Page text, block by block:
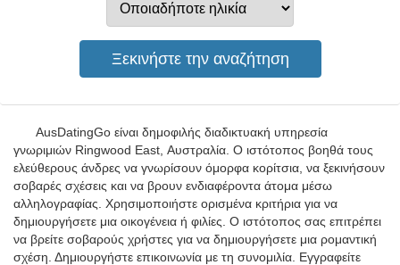
AusDatingGo είναι δημοφιλής διαδικτυακή υπηρεσία
γνωριμιών Ringwood East, Αυστραλία. Ο ιστότοπος βοηθά τους
ελεύθερους άνδρες να γνωρίσουν όμορφα κορίτσια, να ξεκινήσουν
σοβαρές σχέσεις και να βρουν ενδιαφέροντα άτομα μέσω
αλληλογραφίας. Χρησιμοποιήστε ορισμένα κριτήρια για να
δημιουργήσετε μια οικογένεια ή φιλίες. Ο ιστότοπος σας επιτρέπει
να βρείτε σοβαρούς χρήστες για να δημιουργήσετε μια ρομαντική
σχέση. Δημιουργήστε επικοινωνία με τη συνομιλία. Εγγραφείτε